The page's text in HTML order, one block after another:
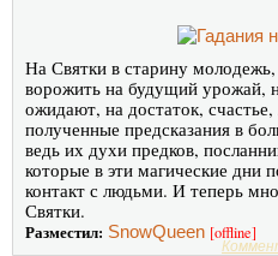
На Святки в старину
ворожить на будущий урожай,
ожидают, на достаток,
полученные предсказания в
ведь их духи предков,
которые в эти магические дни
контакт с людьми. И теперь
Святки.
Разместил: SnowQueen [offline]